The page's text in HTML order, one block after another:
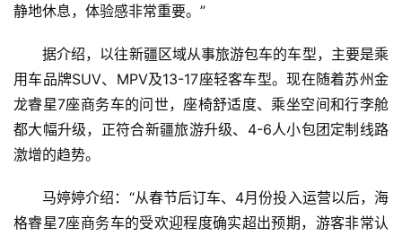
科
财
经
教
专
登录 注册
静地休息，体验感非常重要。”
据介绍，以往新疆区域从事旅游包车的车型，主要是乘
用车品牌SUV、MPV及13-17座轻客车型。现在随着苏州金
龙睿星7座商务车的问世，座椅舒适度、乘坐空间和行李舱
都大幅升级，正符合新疆旅游升级、4-6人小包团定制线路
激增的趋势。
马婷婷介绍：“从春节后订车、4月份投入运营以后，海
格睿星7座商务车的受欢迎程度确实超出预期，游客非常认